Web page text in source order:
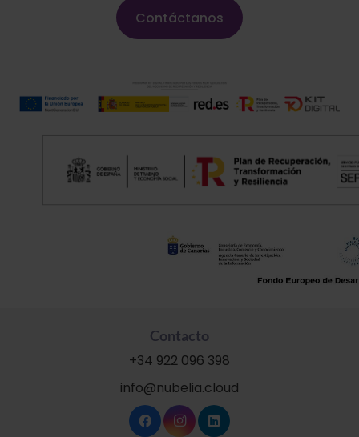
Contáctanos
Contacto
+34 922 096 398
info@nubelia.cloud